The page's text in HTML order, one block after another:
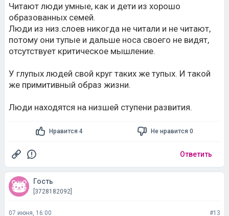
Читают люди умные, как и дети из хорошо
образованных семей.
Люди из низ.слоев никогда не читали и не читают,
потому они тупые и дальше носа своего не видят,
отсутствует критическое мышление.
У глупых людей свой круг таких же тупых. И такой
же примитивный образ жизни.
Люди находятся на низшей ступени развития.
Нравится 4 Не нравится 0
Ответить
Гость
[3728182092]
07 июня, 16:00 #13